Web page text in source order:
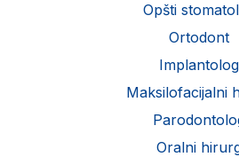
Opšti
Ortodont
Implantolog
Maksilofacijalni
Oralni